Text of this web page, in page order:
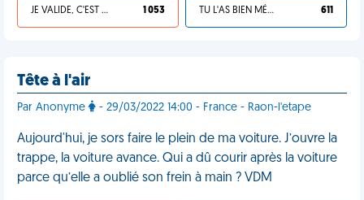
JE VALIDE, C'EST UNE VDM 1 053 TU L'AS BIEN MÉRITÉ 611
Tête à l'air
Par Anonyme - 29/03/2022 14:00 - France - Raon-l'etape
Aujourd'hui, je sors faire le plein de ma voiture. J’ouvre la
trappe, la voiture avance. Qui a dû courir après la voiture
parce qu’elle a oublié son frein à main ? VDM